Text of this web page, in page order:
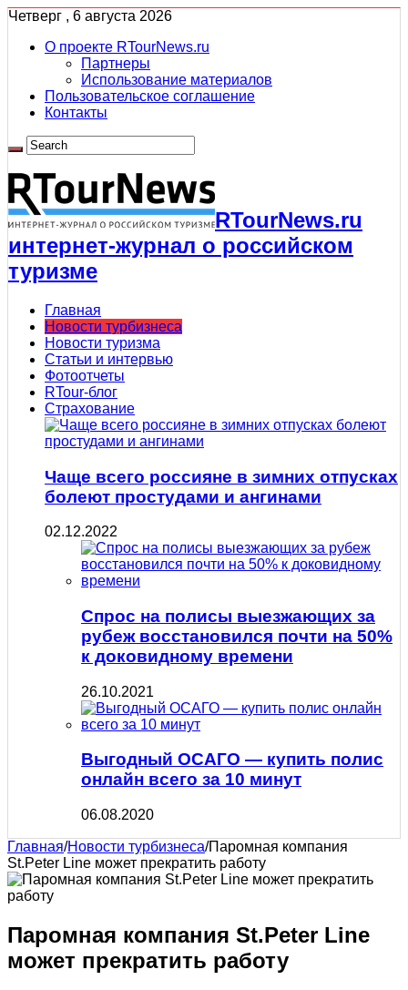
Четверг , 6 августа 2026
О проекте RTourNews.ru
Партнеры
Использование материалов
Пользовательское соглашение
Контакты
RTourNews.ru
интернет-журнал о российском
туризме
Главная
Новости турбизнеса
Новости туризма
Статьи и интервью
Фотоотчеты
RTour-блог
Страхование
Чаще всего россияне в зимних отпусках
болеют простудами и ангинами
02.12.2022
Спрос на полисы выезжающих за
рубеж восстановился почти на 50%
к доковидному времени
26.10.2021
Выгодный ОСАГО — купить полис
онлайн всего за 10 минут
06.08.2020
Главная/Новости турбизнеса/Паромная компания
St.Peter Line может прекратить работу
Паромная компания St.Peter Line
может прекратить работу